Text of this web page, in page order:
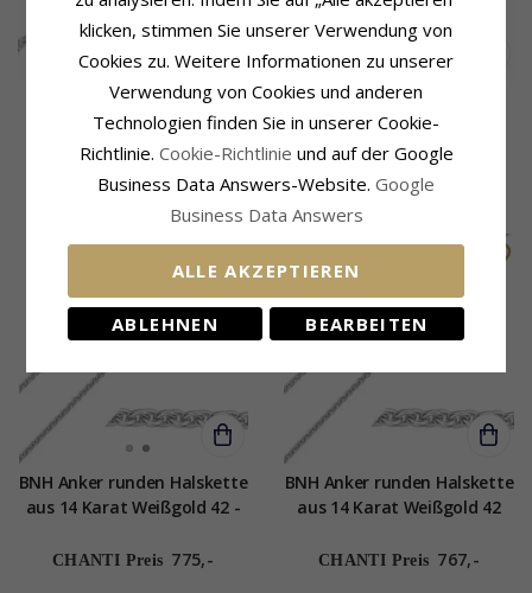
BNH Singapore Halskette
aus 14 Karat Weißgold 42
cm x 2,3 mm
CHANTI Preis 830,-
BNH Singapore Halskette
aus 14 Karat Weißgold 38
cm x 2,3 mm
CHANTI Preis
BNH Anker runden Halskette
aus 14 Karat Weißgold 42 -
CHANTI Preis 775,-
BNH Anker runden Halskette
aus 14 Karat Weißgold 42
CHANTI Preis 767,-
klicken, stimmen Sie unserer Verwendung von
Cookies zu. Weitere Informationen zu unserer
Verwendung von Cookies und anderen
Technologien finden Sie in unserer Cookie-
Richtlinie. Cookie-Richtlinie und auf der Google
Business Data Answers-Website. Google
Business Data Answers
ALLE AKZEPTIEREN
ABLEHNEN BEARBEITEN